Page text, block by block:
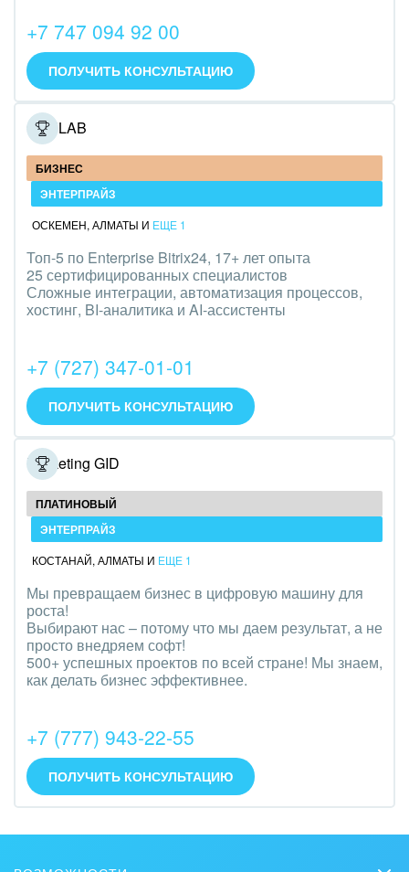
Нефть, газ
Оборудование, техника
Полиграфия
Ритуальные услуги
Рынки и торговля
Связь и телекоммуникации
Финансы, бухгалтерия, банки
Химия и нефтехимия
Ювелирное дело
Юриспруденция
+7 747 094 92 00
ПОЛУЧИТЬ КОНСУЛЬТАЦИЮ
ONELAB
БИЗНЕС
ЭНТЕРПРАЙЗ
ОСКЕМЕН, АЛМАТЫ И ЕЩЕ 1
Топ-5 по Enterprise Bitrix24, 17+ лет опыта
25 сертифицированных специалистов
Сложные интеграции, автоматизация процессов,
хостинг, BI-аналитика и AI-ассистенты
+7 (727) 347-01-01
ПОЛУЧИТЬ КОНСУЛЬТАЦИЮ
Marketing GID
ПЛАТИНОВЫЙ
ЭНТЕРПРАЙЗ
КОСТАНАЙ, АЛМАТЫ И ЕЩЕ 1
Мы превращаем бизнес в цифровую машину для
роста!
Выбирают нас – потому что мы даем результат, а не
просто внедряем софт!
500+ успешных проектов по всей стране! Мы знаем,
как делать бизнес эффективнее.
+7 (777) 943-22-55
ПОЛУЧИТЬ КОНСУЛЬТАЦИЮ